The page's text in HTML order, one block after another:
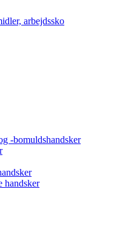
-bomuldshandsker
handsker